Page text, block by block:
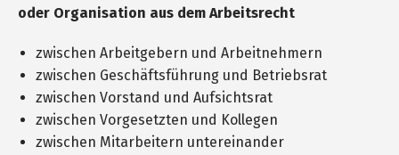
oder Organisation aus dem Arbeitsrecht
zwischen Arbeitgebern und Arbeitnehmern
zwischen Geschäftsführung und Betriebsrat
zwischen Vorstand und Aufsichtsrat
zwischen Vorgesetzten und Kollegen
zwischen Mitarbeitern untereinander